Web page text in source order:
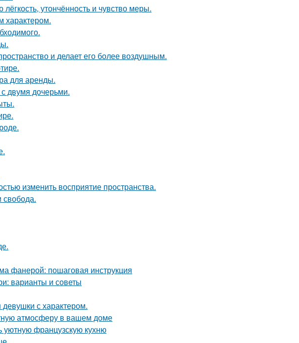
утончённость и чувство меры.
характером.
и делает его более воздушным.
для аренды.
двумя дочерьми.
изменить восприятие пространства.
свобода.
фанерой: пошаговая инструкция
варианты и советы
с характером.
атмосферу в вашем доме
уютную французскую кухню